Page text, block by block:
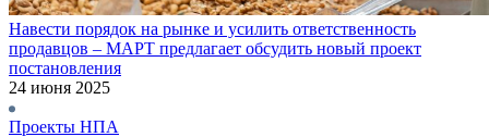
Навести порядок на рынке и усилить ответственность
продавцов – МАРТ предлагает обсудить новый проект
постановления
24 июня 2025
Проекты НПА